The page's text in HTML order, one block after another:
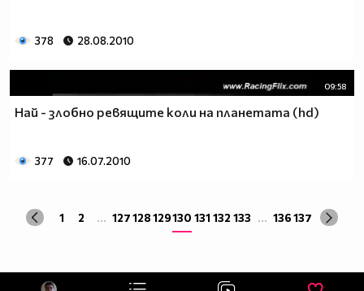
378 28.08.2010
09:58
Най - злобно ревящите коли на планетата (hd)
377 16.07.2010
1 2 ... 127128129130 131 132 133 ... 136137